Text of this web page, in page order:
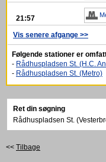
21:57
Vis senere afgange >>
Følgende stationer er
- Rådhuspladsen St. (H.C.
- Rådhuspladsen St. (Metro)
Ret din søgning
Rådhuspladsen St.
<< Tilbage